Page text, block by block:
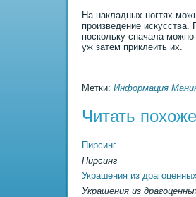
На накладных ногтях
произведение искусства.
поскольку сначала можно
уж затем пpиклеить их.
Метки: Информация
Читать
Пирсинг
Пирсинг
Украшения из
Украшения из